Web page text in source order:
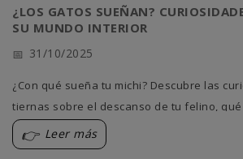
¿LOS GATOS SUEÑAN?
SU MUNDO INTERIOR
31/10/2025
¿Con qué sueña tu michi? Descubre las
tiernas sobre el descanso de tu felino,
movimientos y cómo ayudarle a dormir feliz.
Leer más